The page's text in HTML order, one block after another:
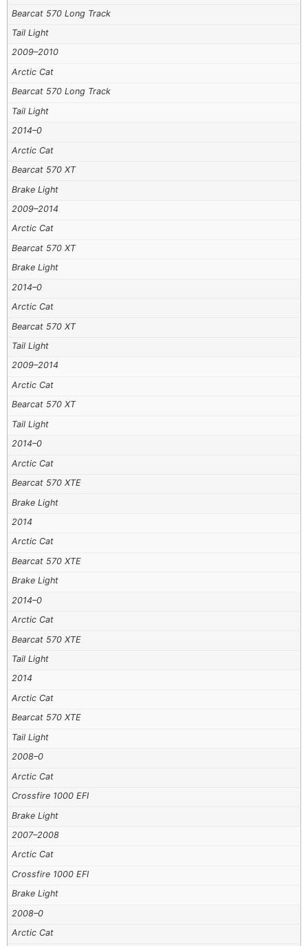
Bearcat 570 Long Track
Tail Light
2009–2010
Arctic Cat
Bearcat 570 Long Track
Tail Light
2014–0
Arctic Cat
Bearcat 570 XT
Brake Light
2009–2014
Arctic Cat
Bearcat 570 XT
Brake Light
2014–0
Arctic Cat
Bearcat 570 XT
Tail Light
2009–2014
Arctic Cat
Bearcat 570 XT
Tail Light
2014–0
Arctic Cat
Bearcat 570 XTE
Brake Light
2014
Arctic Cat
Bearcat 570 XTE
Brake Light
2014–0
Arctic Cat
Bearcat 570 XTE
Tail Light
2014
Arctic Cat
Bearcat 570 XTE
Tail Light
2008–0
Arctic Cat
Crossfire 1000 EFI
Brake Light
2007–2008
Arctic Cat
Crossfire 1000 EFI
Brake Light
2008–0
Arctic Cat